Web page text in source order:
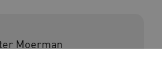
Moerman